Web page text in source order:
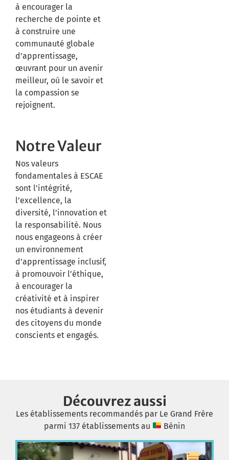
à encourager la
recherche de pointe et
à construire une
communauté globale
d’apprentissage,
œuvrant pour un avenir
meilleur, où le savoir et
la compassion se
rejoignent.
Notre Valeur
Nos valeurs
fondamentales à ESCAE
sont l’intégrité,
l’excellence, la
diversité, l’innovation et
la responsabilité. Nous
nous engageons à créer
un environnement
d’apprentissage inclusif,
à promouvoir l’éthique,
à encourager la
créativité et à inspirer
nos étudiants à devenir
des citoyens du monde
conscients et engagés.
Découvrez aussi
Les établissements recommandés par Le Grand Frère
parmi 137 établissements au
Bénin